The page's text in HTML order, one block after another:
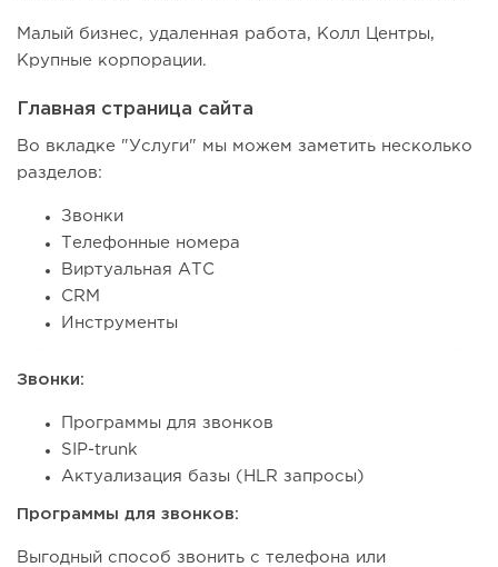
Малый бизнес, удаленная работа, Колл Центры,
Крупные корпорации.
Главная страница сайта
Во вкладке "Услуги" мы можем заметить несколько
разделов:
Звонки
Телефонные номера
Виртуальная АТС
CRM
Инструменты
Звонки:
Программы для звонков
SIP-trunk
Актуализация базы (HLR запросы)
Программы для звонков:
Выгодный способ звонить с телефона или